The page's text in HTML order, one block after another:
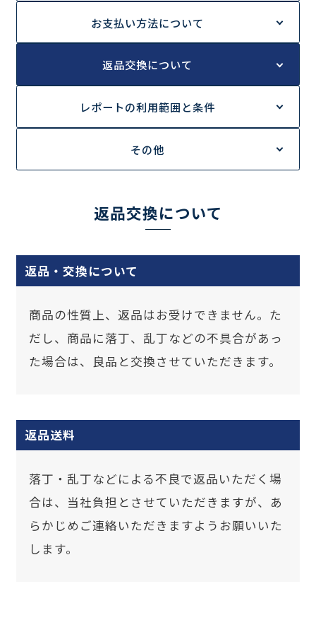
カテゴリで選ぶ
調査の種類で選ぶ
リセット 検索する
お支払い方法について
返品交換について
レポートの利用範囲と条件
その他
返品交換について
返品・交換について
商品の性質上、返品はお受けできません。た
だし、商品に落丁、乱丁などの不具合があっ
た場合は、良品と交換させていただきます。
返品送料
落丁・乱丁などによる不良で返品いただく場
合は、当社負担とさせていただきますが、あ
らかじめご連絡いただきますようお願いいた
します。